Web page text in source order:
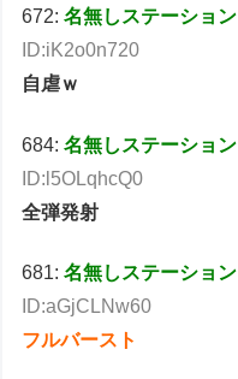
672:名無しステーション
ID:iK2o0n720
自虐ｗ
684:名無しステーション
ID:l5OLqhcQ0
全弾発射
681:名無しステーション
ID:aGjCLNw60
フルバースト